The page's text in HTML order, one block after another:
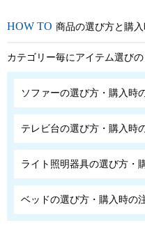
商品の選び方と購
カテゴリー毎にアイテム選び
ソファーの選び方・購入時
テレビ台の選び方・購入時
ライト照明器具の選び方・
ベッドの選び方・購入時の